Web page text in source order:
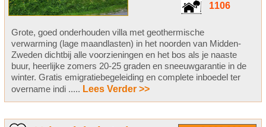
1106
Grote, goed onderhouden villa met geothermische
verwarming (lage maandlasten) in het noorden van Midden-
Zweden dichtbij alle voorzieningen en het bos als je naaste
buur, heerlijke zomers 20-25 graden en sneeuwgarantie in de
winter. Gratis emigratiebegeleiding en complete inboedel ter
overname indi ..... Lees Verder >>